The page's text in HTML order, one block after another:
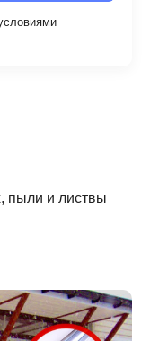
пыли и листвы